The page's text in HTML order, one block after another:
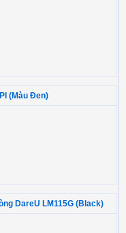
(Màu Đen)
DareU LM115G (Black)